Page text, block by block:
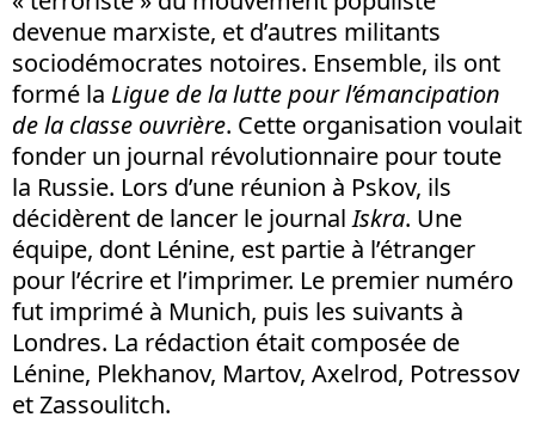
devenue marxiste, et d’autres militants
sociodémocrates notoires. Ensemble, ils ont
formé la Ligue de la lutte pour l’émancipation
de la classe ouvrière. Cette organisation voulait
fonder un journal révolutionnaire pour toute
la Russie. Lors d’une réunion à Pskov, ils
décidèrent de lancer le journalIskra. Une
équipe, dont Lénine, est partie à l’étranger
pour l’écrire et l’imprimer. Le premier numéro
fut imprimé à Munich, puis les suivants à
Londres. La rédaction était composée de
Lénine, Plekhanov, Martov, Axelrod, Potressov
et Zassoulitch.